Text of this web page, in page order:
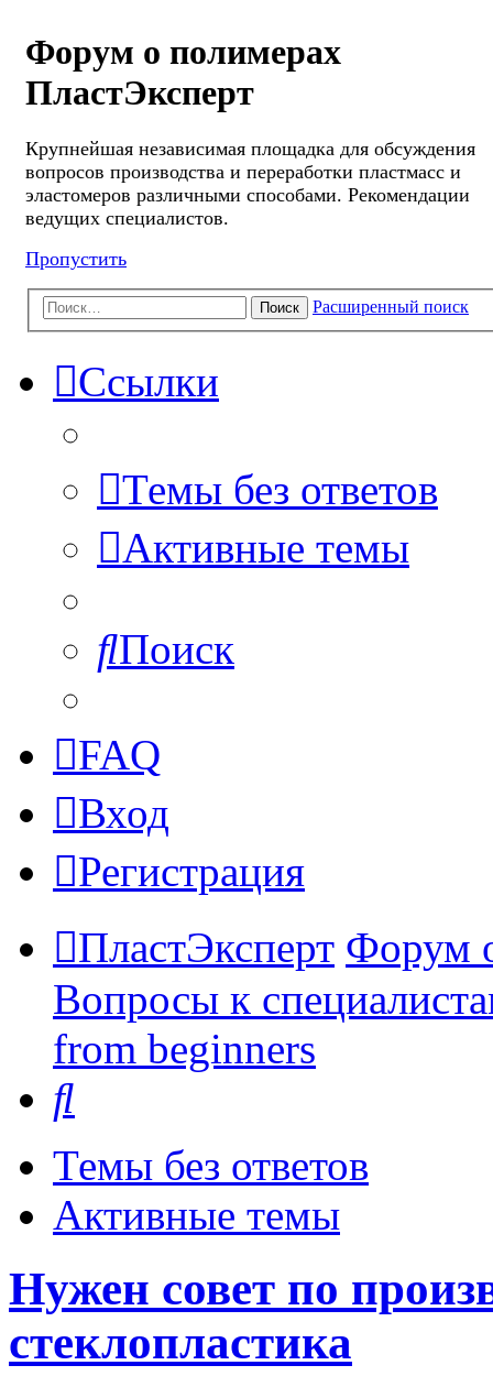
Форум о полимерах
ПластЭксперт
Крупнейшая независимая площадка для обсуждения
вопросов производства и переработки пластмасс и
эластомеров различными способами. Рекомендации
ведущих специалистов.
Пропустить
Поиск Расширенный поиск
Ссылки
Темы без ответов
Активные темы
Поиск
FAQ
Вход
Регистрация
ПластЭксперт Форум
Вопросы к
from beginners
Темы без ответов
Активные темы
Нужен совет по
стеклопластика